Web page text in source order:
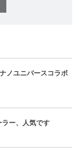
ノユニバースコラボ
ラー、人気です